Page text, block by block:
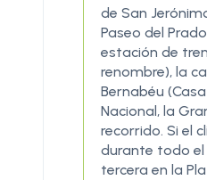
de San
Paseo del
estación de
renombre), la
Bernabéu
Nacional, la
recorrido. Si el
durante todo el
tercera en la